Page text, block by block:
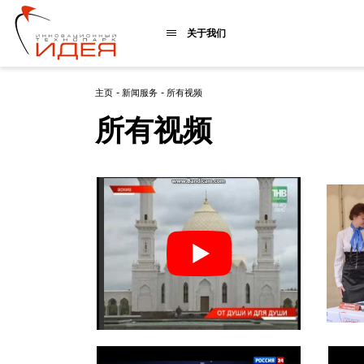
关于我们
主页 - 新闻服务 - 所有视频
所有视频